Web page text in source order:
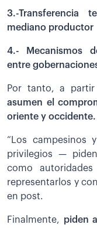
3.-Transferencia
mediano productor
4.- Mecanismos
entre
Por tanto, a
asumen el
oriente y occidente.
“Los campesinos
privilegios —
como autoridades
representarlos y
en post.
Finalmente, piden